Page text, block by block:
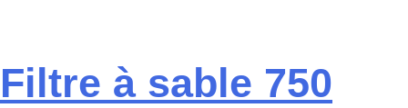
Filtre à sable 750